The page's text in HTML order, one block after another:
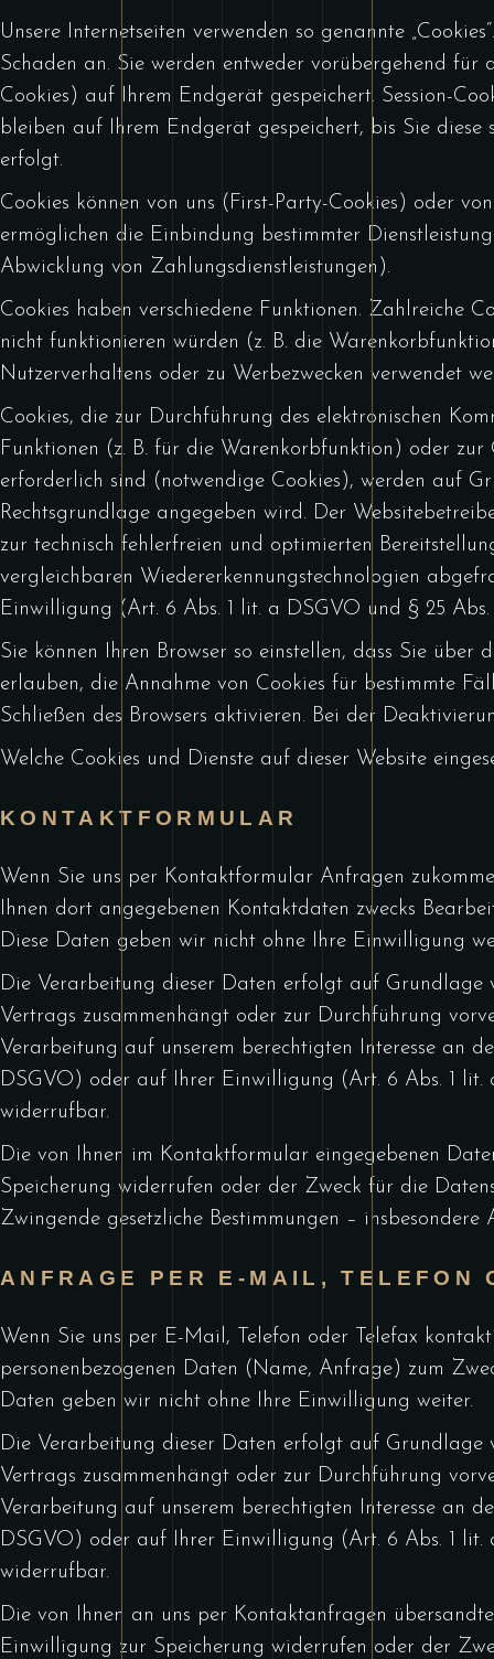
Unsere Internetseiten verwenden so genannte
Schaden an. Sie werden entweder vorübergehend
Cookies) auf Ihrem Endgerät gespeichert. Session-
bleiben auf Ihrem Endgerät gespeichert, bis Sie
erfolgt.
Cookies können von uns (First-Party-Cookies) oder
ermöglichen die Einbindung bestimmter
Abwicklung von Zahlungsdienstleistungen).
Cookies haben verschiedene Funktionen. Zahlreiche
nicht funktionieren würden (z. B. die
Nutzerverhaltens oder zu Werbezwecken verwendet
Cookies, die zur Durchführung des elektronischen
Funktionen (z. B. für die Warenkorbfunktion) oder
erforderlich sind (notwendige Cookies), werden auf
Rechtsgrundlage angegeben wird. Der
zur technisch fehlerfreien und optimierten
vergleichbaren Wiedererkennungstechnologien
Einwilligung (Art. 6 Abs. 1 lit. a DSGVO und § 25
Sie können Ihren Browser so einstellen, dass Sie
erlauben, die Annahme von Cookies für bestimmte
Schließen des Browsers aktivieren. Bei der
Welche Cookies und Dienste auf dieser Website
KONTAKTFORMULAR
Wenn Sie uns per Kontaktformular Anfragen
Ihnen dort angegebenen Kontaktdaten zwecks
Diese Daten geben wir nicht ohne Ihre Einwilligung
Die Verarbeitung dieser Daten erfolgt auf
Vertrags zusammenhängt oder zur Durchführung
Verarbeitung auf unserem berechtigten Interesse an
DSGVO) oder auf Ihrer Einwilligung (Art. 6 Abs. 1
widerrufbar.
Die von Ihnen im Kontaktformular eingegebenen
Speicherung widerrufen oder der Zweck für die
Zwingende gesetzliche Bestimmungen –
ANFRAGE PER E-MAIL, TELEFON
Wenn Sie uns per E-Mail, Telefon oder Telefax
personenbezogenen Daten (Name, Anfrage) zum
Daten geben wir nicht ohne Ihre Einwilligung weiter.
Die Verarbeitung dieser Daten erfolgt auf
Vertrags zusammenhängt oder zur Durchführung
Verarbeitung auf unserem berechtigten Interesse an
DSGVO) oder auf Ihrer Einwilligung (Art. 6 Abs. 1
widerrufbar.
Die von Ihnen an uns per Kontaktanfragen
Einwilligung zur Speicherung widerrufen oder der